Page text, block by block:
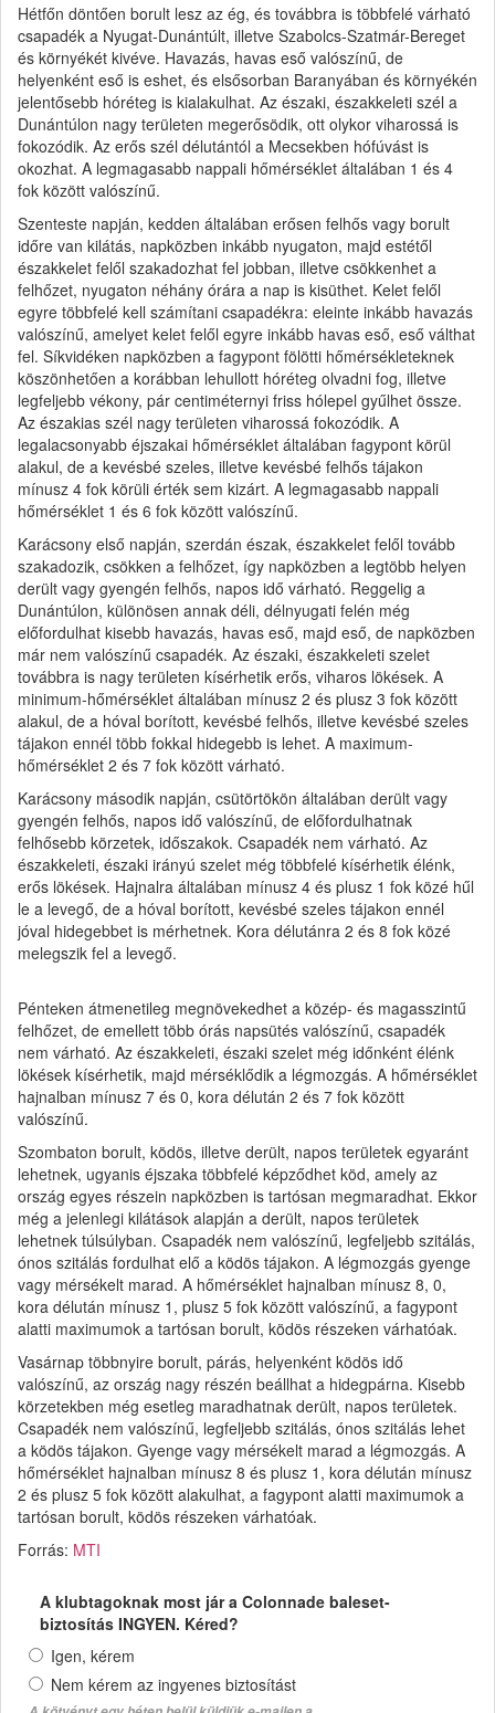
Hétfőn döntően borult lesz az ég, és továbbra is többfelé várható
csapadék a Nyugat-Dunántúlt, illetve Szabolcs-Szatmár-Bereget
és környékét kivéve. Havazás, havas eső valószínű, de
helyenként eső is eshet, és elsősorban Baranyában és környékén
jelentősebb hóréteg is kialakulhat. Az északi, északkeleti szél a
Dunántúlon nagy területen megerősödik, ott olykor viharossá is
fokozódik. Az erős szél délutántól a Mecsekben hófúvást is
okozhat. A legmagasabb nappali hőmérséklet általában 1 és 4
fok között valószínű.
Szenteste napján, kedden általában erősen felhős vagy borult
időre van kilátás, napközben inkább nyugaton, majd estétől
északkelet felől szakadozhat fel jobban, illetve csökkenhet a
felhőzet, nyugaton néhány órára a nap is kisüthet. Kelet felől
egyre többfelé kell számítani csapadékra: eleinte inkább havazás
valószínű, amelyet kelet felől egyre inkább havas eső, eső válthat
fel. Síkvidéken napközben a fagypont fölötti hőmérsékleteknek
köszönhetően a korábban lehullott hóréteg olvadni fog, illetve
legfeljebb vékony, pár centiméternyi friss hólepel gyűlhet össze.
Az északias szél nagy területen viharossá fokozódik. A
legalacsonyabb éjszakai hőmérséklet általában fagypont körül
alakul, de a kevésbé szeles, illetve kevésbé felhős tájakon
mínusz 4 fok körüli érték sem kizárt. A legmagasabb nappali
hőmérséklet 1 és 6 fok között valószínű.
Karácsony első napján, szerdán észak, északkelet felől tovább
szakadozik, csökken a felhőzet, így napközben a legtöbb helyen
derült vagy gyengén felhős, napos idő várható. Reggelig a
Dunántúlon, különösen annak déli, délnyugati felén még
előfordulhat kisebb havazás, havas eső, majd eső, de napközben
már nem valószínű csapadék. Az északi, északkeleti szelet
továbbra is nagy területen kísérhetik erős, viharos lökések. A
minimum-hőmérséklet általában mínusz 2 és plusz 3 fok között
alakul, de a hóval borított, kevésbé felhős, illetve kevésbé szeles
tájakon ennél több fokkal hidegebb is lehet. A maximum-
hőmérséklet 2 és 7 fok között várható.
Karácsony második napján, csütörtökön általában derült vagy
gyengén felhős, napos idő valószínű, de előfordulhatnak
felhősebb körzetek, időszakok. Csapadék nem várható. Az
északkeleti, északi irányú szelet még többfelé kísérhetik élénk,
erős lökések. Hajnalra általában mínusz 4 és plusz 1 fok közé hűl
le a levegő, de a hóval borított, kevésbé szeles tájakon ennél
jóval hidegebbet is mérhetnek. Kora délutánra 2 és 8 fok közé
melegszik fel a levegő.
Pénteken átmenetileg megnövekedhet a közép- és magasszintű
felhőzet, de emellett több órás napsütés valószínű, csapadék
nem várható. Az északkeleti, északi szelet még időnként élénk
lökések kísérhetik, majd mérséklődik a légmozgás. A hőmérséklet
hajnalban mínusz 7 és 0, kora délután 2 és 7 fok között
valószínű.
Szombaton borult, ködös, illetve derült, napos területek egyaránt
lehetnek, ugyanis éjszaka többfelé képződhet köd, amely az
ország egyes részein napközben is tartósan megmaradhat. Ekkor
még a jelenlegi kilátások alapján a derült, napos területek
lehetnek túlsúlyban. Csapadék nem valószínű, legfeljebb szitálás,
ónos szitálás fordulhat elő a ködös tájakon. A légmozgás gyenge
vagy mérsékelt marad. A hőmérséklet hajnalban mínusz 8, 0,
kora délután mínusz 1, plusz 5 fok között valószínű, a fagypont
alatti maximumok a tartósan borult, ködös részeken várhatóak.
Vasárnap többnyire borult, párás, helyenként ködös idő
valószínű, az ország nagy részén beállhat a hidegpárna. Kisebb
körzetekben még esetleg maradhatnak derült, napos területek.
Csapadék nem valószínű, legfeljebb szitálás, ónos szitálás lehet
a ködös tájakon. Gyenge vagy mérsékelt marad a légmozgás. A
hőmérséklet hajnalban mínusz 8 és plusz 1, kora délután mínusz
2 és plusz 5 fok között alakulhat, a fagypont alatti maximumok a
tartósan borult, ködös részeken várhatóak.
Forrás: MTI
A klubtagoknak most jár a Colonnade baleset-
biztosítás INGYEN. Kéred?
Igen, kérem
Nem kérem az ingyenes biztosítást